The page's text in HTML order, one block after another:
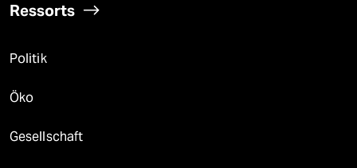
Ressorts
Politik
Öko
Gesellschaft